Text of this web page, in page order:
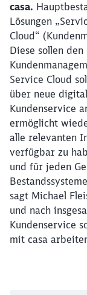
casa.
Lösungen
Cloud“
Diese sollen
Service Cloud
über neue
Kundenservice
ermöglicht
alle relevanten
verfügbar zu
und für jeden
sagt Michael
und nach
Kundenservice
mit casa